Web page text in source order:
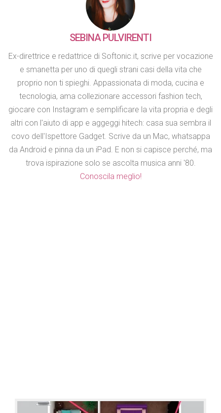
SEBINA PULVIRENTI
Ex-direttrice e redattrice di Softonic.it, scrive per vocazione
e smanetta per uno di quegli strani casi della vita che
proprio non ti spieghi. Appassionata di moda, cucina e
tecnologia, ama collezionare accessori fashion tech,
giocare con Instagram e semplificare la vita propria e degli
altri con l'aiuto di app e aggeggi hitech: casa sua sembra il
covo dell'Ispettore Gadget. Scrive da un Mac, whatsappa
da Android e pinna da un iPad. E non si capisce perché, ma
trova ispirazione solo se ascolta musica anni '80.
Conoscila meglio!